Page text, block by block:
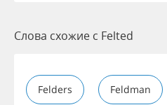
Слова схожие с Felted
Felders Feldman